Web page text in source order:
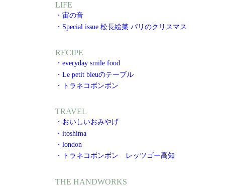
LIFE
・宙の音
・Special issue 松長絵菜 パリのクリスマス
RECIPE
・everyday smile food
・Le petit bleuのテーブル
・トラネコボンボン
TRAVEL
・おいしいおみやげ
・itoshima
・london
・トラネコボンボン レッツゴー高知
THE HANDWORKS